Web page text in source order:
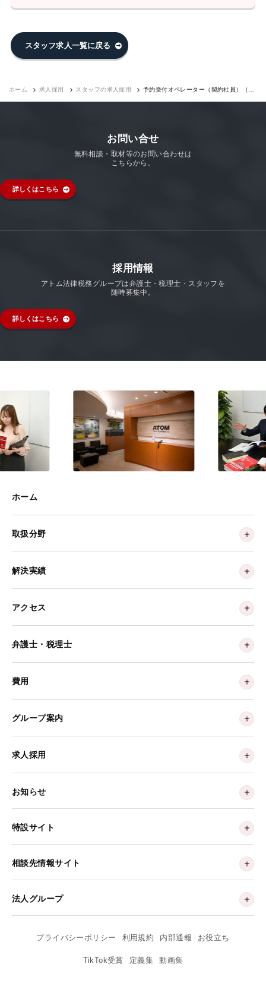
スタッフ求人一覧に戻る
ホーム 求人採用 スタッフの求人採用
予約受付オペレーター（契約社員）（永
お問い合せ
無料相談・取材等のお問い合わせは
こちらから。
詳しくはこちら
採用情報
アトム法律税務グループは弁護士・税理士・スタッフを
随時募集中。
詳しくはこちら
ホーム
取扱分野
解決実績
アクセス
弁護士・税理士
費用
グループ案内
求人採用
お知らせ
特設サイト
相談先情報サイト
法人グループ
プライバシーポリシー 利用規約 内部通報 お役立ち
TikTok受賞 定義集 動画集